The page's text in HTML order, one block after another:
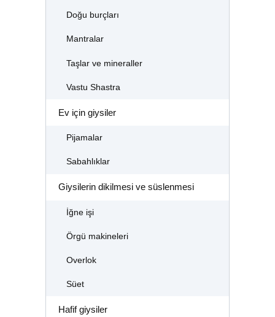
Doğu burçları
Mantralar
Taşlar ve mineraller
Vastu Shastra
Ev için giysiler
Pijamalar
Sabahlıklar
Giysilerin dikilmesi ve süslenmesi
İğne işi
Örgü makineleri
Overlok
Süet
Hafif giysiler